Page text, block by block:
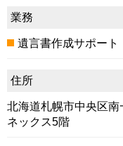
業務
遺言書作成サポート
住所
北海道札幌市中央区
ネックス5階